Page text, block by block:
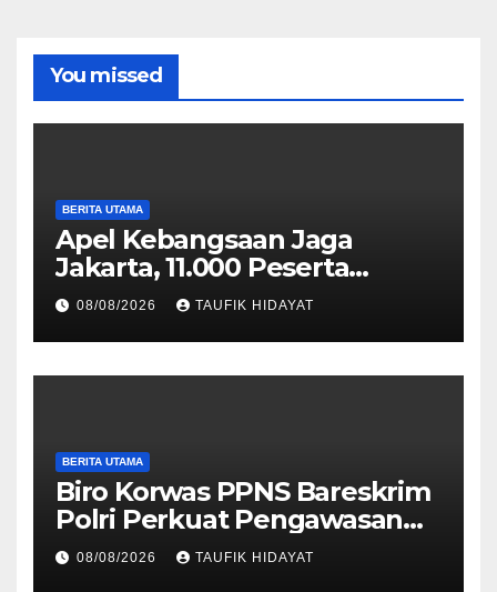
You missed
BERITA UTAMA
Apel Kebangsaan Jaga
Jakarta, 11.000 Peserta
Perkuat Komitmen Menjaga
Ibu Kota
08/08/2026 TAUFIK HIDAYAT
BERITA UTAMA
Biro Korwas PPNS Bareskrim
Polri Perkuat Pengawasan
untuk Dorong Penegakan
Hukum yang Profesional
08/08/2026 TAUFIK HIDAYAT